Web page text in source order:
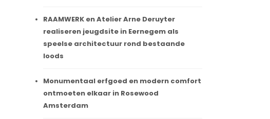
RAAMWERK en Atelier Arne Deruyter
realiseren jeugdsite in Eernegem als
speelse architectuur rond bestaande
loods
Monumentaal erfgoed en modern comfort
ontmoeten elkaar in Rosewood
Amsterdam